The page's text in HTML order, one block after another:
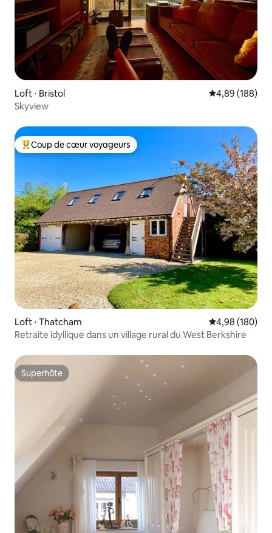
Loft ⋅ Bristol Évaluation
4,89 (188)
Skyview
Coups de cœur voyageurs les plus appréciés
Coup de cœur voyageurs
Loft ⋅ Thatcham Évaluation
4,98 (180)
Retraite idyllique dans un village rural du West Berkshire
Superhôte
Superhôte